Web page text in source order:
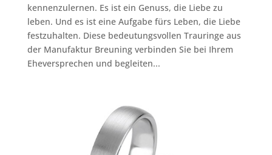
kennenzulernen. Es ist ein Genuss, die Liebe zu
leben. Und es ist eine Aufgabe fürs Leben, die Liebe
festzuhalten. Diese bedeutungsvollen Trauringe aus
der Manufaktur Breuning verbinden Sie bei Ihrem
Eheversprechen und begleiten...